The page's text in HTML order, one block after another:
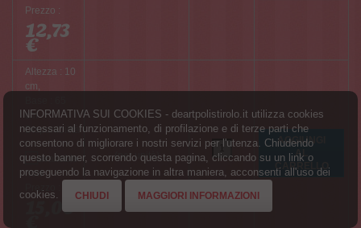
INFORMATIVA SUI COOKIES - deartpolistirolo.it utilizza cookies
necessari al funzionamento, di profilazione e di terze parti che
consentono di migliorare i nostri servizi per l'utenza. Chiudendo
questo banner, scorrendo questa pagina, cliccando su un link o
proseguendo la navigazione in altra maniera, acconsenti all'uso dei
cookies.
CHIUDI MAGGIORI INFORMAZIONI
Prezzo :
12,73
€
Altezza : 10
cm,
cm
Disponibilità
:
15,08
(per unità)